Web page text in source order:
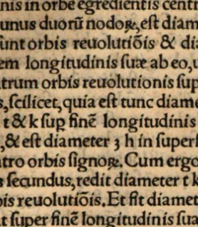
the
one or more
is the
one or more
but not for
a search ends
Project
Team
News
Jobs
Publications
Conference
Works
Manuscripts
Latin Works